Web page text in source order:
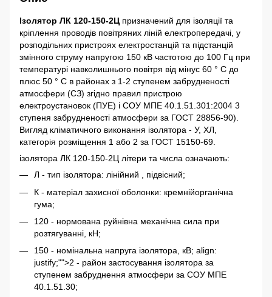
Ізолятор ЛК 120-150-2Ц призначений для ізоляції та
кріплення проводів повітряних ліній електропередачі, у
розподільних пристроях електростанцій та підстанцій
змінного струму напругою 150 кВ частотою до 100 Гц при
температурі навколишнього повітря від мінус 60 ° С до
плюс 50 ° С в районах з 1-2 ступенем забрудненості
атмосфери (СЗ) згідно правил пристрою
електроустановок (ПУЕ) і СОУ МПЕ 40.1.51.301:2004 3
ступеня забрудненості атмосфери за ГОСТ 28856-90).
Вигляд кліматичного виконання ізолятора - У, ХЛ,
категорія розміщення 1 або 2 за ГОСТ 15150-69.
ізолятора ЛК 120-150-2Ц літери та числа означають:
Л - тип ізолятора: лінійний , підвісний;
К - матеріал захисної оболонки: кремнійорганічна
гума;
120 - нормована руйнівна механічна сила при
розтягуванні, кН;
150 - номінальна напруга ізолятора, кВ; align:
justify;"">2 - район застосування ізолятора за
ступенем забруднення атмосфери за СОУ МПЕ
40.1.51.30;